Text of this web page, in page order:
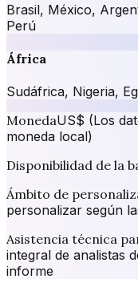
Brasil, México,
Perú
África
Sudáfrica, Nigeria,
MonedaUS$ (Los
moneda local)
Disponibilidad de la
Ámbito de
personalizar según
Asistencia técnica
integral de analistas
informe